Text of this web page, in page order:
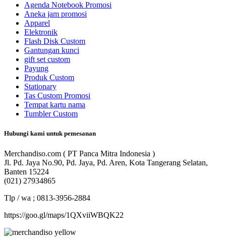
Agenda Notebook Promosi
Aneka jam promosi
Apparel
Elektronik
Flash Disk Custom
Gantungan kunci
gift set custom
Payung
Produk Custom
Stationary
Tas Custom Promosi
Tempat kartu nama
Tumbler Custom
Hubungi kami untuk pemesanan
Merchandiso.com ( PT Panca Mitra Indonesia )
Jl. Pd. Jaya No.90, Pd. Jaya, Pd. Aren, Kota Tangerang Selatan,
Banten 15224
(021) 27934865
Tlp / wa ; 0813-3956-2884
https://goo.gl/maps/1QXviiWBQK22